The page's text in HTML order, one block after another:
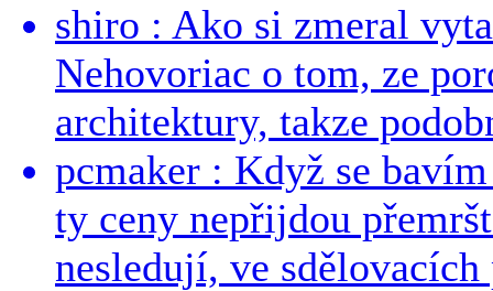
shiro : Ako si zmeral
Nehovoriac o tom, ze
architektury, takze
pcmaker : Když se
ty ceny nepřijdou
nesledují, ve sdělovacích